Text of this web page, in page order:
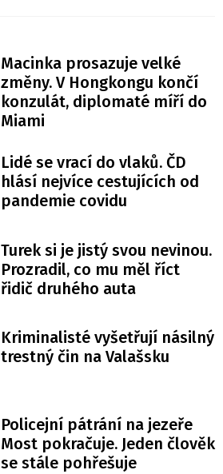
Macinka prosazuje velké
změny. V Hongkongu končí
konzulát, diplomaté míří do
Miami
Lidé se vrací do vlaků. ČD
hlásí nejvíce cestujících od
pandemie covidu
Turek si je jistý svou nevinou.
Prozradil, co mu měl říct
řidič druhého auta
Kriminalisté vyšetřují násilný
trestný čin na Valašsku
Policejní pátrání na jezeře
Most pokračuje. Jeden člověk
se stále pohřešuje